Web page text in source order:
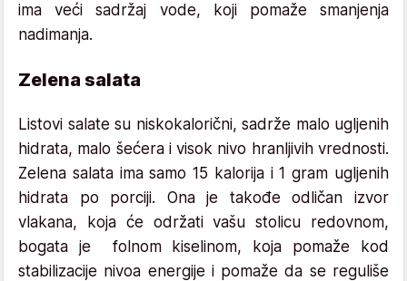
ima veći sadržaj vode, koji pomaže smanjenja
nadimanja.
Zelena salata
Listovi salate su niskokalorični, sadrže malo ugljenih
hidrata, malo šećera i visok nivo hranljivih vrednosti.
Zelena salata ima samo 15 kalorija i 1 gram ugljenih
hidrata po porciji. Ona je takođe odličan izvor
vlakana, koja će održati vašu stolicu redovnom,
bogata je folnom kiselinom, koja pomaže kod
stabilizacije nivoa energije i pomaže da se reguliše